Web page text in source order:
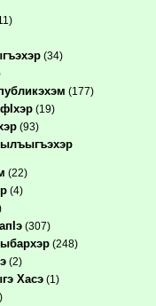
(34)
(177)
(19)
(93)
(22)
(4)
(307)
(248)
(2)
Хасэ (1)